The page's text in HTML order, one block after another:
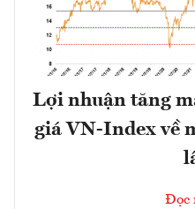
Lợi nhuận tăng
giá VN-Index về
Đọc